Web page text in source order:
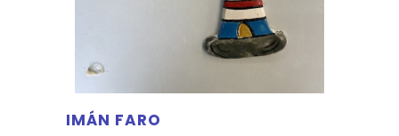
IMÁN FARO